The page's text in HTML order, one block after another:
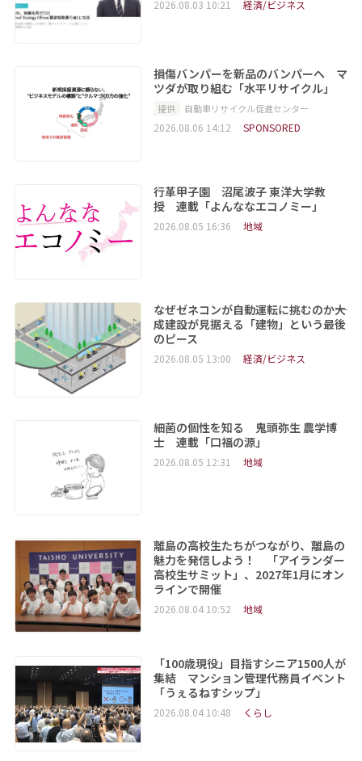
2026.08.03 10:21 経済/ビジネス
損傷バンパーを新品のバンパーへ マ
ツダが取り組む「水平リサイクル」
提供 自動車リサイクル促進センター
2026.08.06 14:12 SPONSORED
行革甲子園 沼尾波子 東洋大学教
授 連載「よんななエコノミー」
2026.08.05 16:36 地域
なぜゼネコンが自動運転に挑むのか――大
成建設が見据える「建物」という最後
のピース
2026.08.05 13:00 経済/ビジネス
細菌の個性を知る 鬼頭弥生 農学博
士 連載「口福の源」
2026.08.05 12:31 地域
離島の高校生たちがつながり、離島の
魅力を発信しよう！ 「アイランダー
高校生サミット」、2027年1月にオン
ラインで開催
2026.08.04 10:52 地域
「100歳現役」目指すシニア1500人が
集結 マンション管理代務員イベント
「うぇるねすシップ」
2026.08.04 10:48 くらし